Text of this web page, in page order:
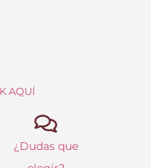
AQUÍ
¿Dudas que